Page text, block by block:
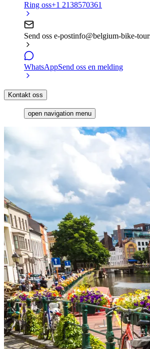
Ring oss+1 2138570361
Send oss e-postinfo@belgium-bike-
WhatsAppSend oss en melding
Kontakt oss
open navigation menu